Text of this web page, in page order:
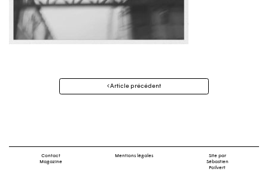
Navigation
Article précédent
Contact
Magazine
Mentions légales
Site par
Sébastien
Poilvert